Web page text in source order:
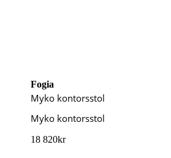
Fogia
Myko kontorsstol
Myko kontorsstol
18 820kr